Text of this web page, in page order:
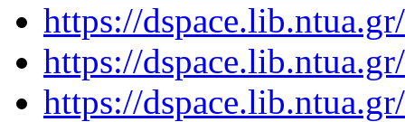
https://
https://
https://